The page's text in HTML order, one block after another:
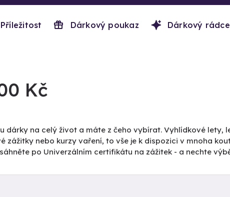
Příležitost Dárkový poukaz Dárkový rádce
Kč
dárky na celý život a máte z čeho vybírat. Vyhlídkové lety,
zážitky nebo kurzy vaření, to vše je k dispozici v mnoha
po Univerzálním certifikátu na zážitek - a nechte